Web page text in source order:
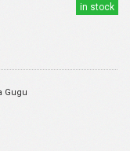
in stock
Gugu